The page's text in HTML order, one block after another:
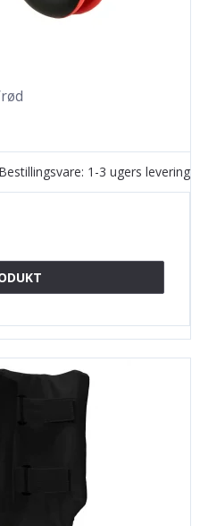
Bestillingsvare: 1-3 ugers levering